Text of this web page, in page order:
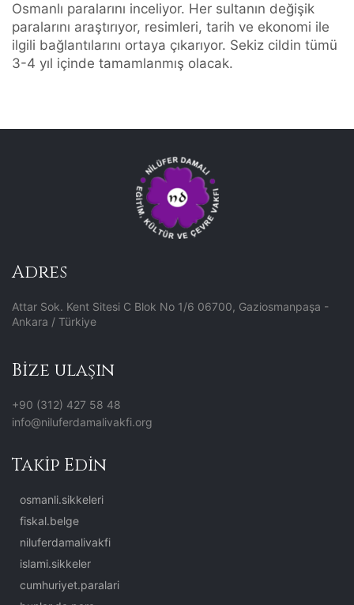
Osmanlı paralarını inceliyor. Her sultanın değişik
paralarını araştırıyor, resimleri, tarih ve ekonomi ile
ilgili bağlantılarını ortaya çıkarıyor. Sekiz cildin tümü
3-4 yıl içinde tamamlanmış olacak.
Adres
Attar Sok. Kent Sitesi C Blok No 1/6 06700, Gaziosmanpaşa -
Ankara / Türkiye
Bize ulaşın
+90 (312) 427 58 48
info@niluferdamalivakfi.org
Takip Edin
osmanli.sikkeleri
fiskal.belge
niluferdamalivakfi
islami.sikkeler
cumhuriyet.paralari